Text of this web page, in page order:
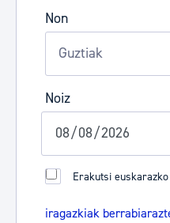
Non
Noiz
Erakutsi
iragazkiak